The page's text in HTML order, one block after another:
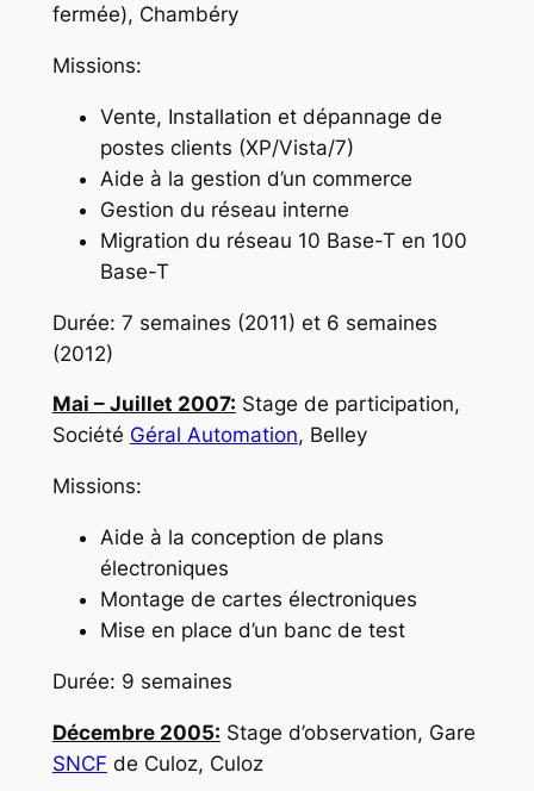
fermée), Chambéry
Missions:
Vente, Installation et dépannage de
postes clients (XP/Vista/7)
Aide à la gestion d’un commerce
Gestion du réseau interne
Migration du réseau 10 Base-T en 100
Base-T
Durée: 7 semaines (2011) et 6 semaines
(2012)
Mai – Juillet 2007: Stage de participation,
Société Géral Automation, Belley
Missions:
Aide à la conception de plans
électroniques
Montage de cartes électroniques
Mise en place d’un banc de test
Durée: 9 semaines
Décembre 2005: Stage d’observation, Gare
SNCF de Culoz, Culoz